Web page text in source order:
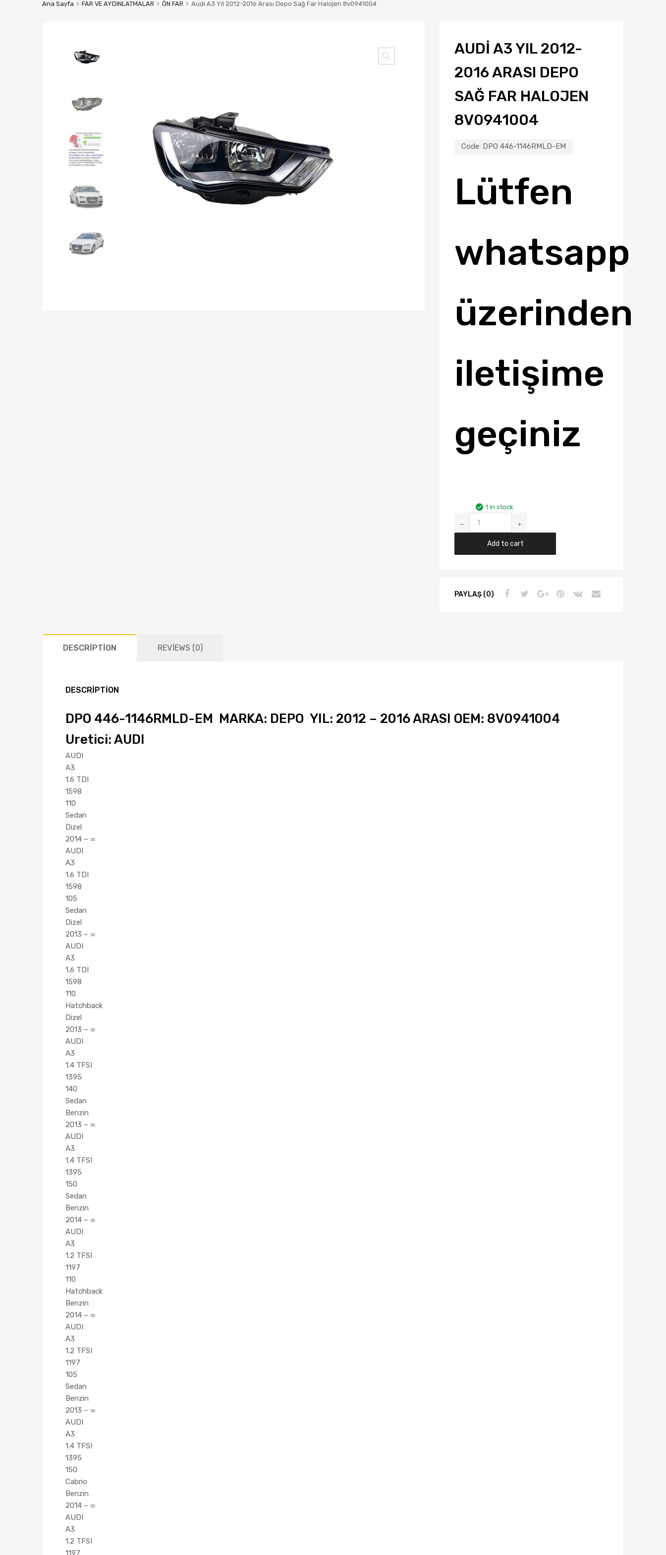
Ana Sayfa FAR VE AYDINLATMALAR ÖN FAR Audi A3 Yıl 2012-2016 Arası Depo Sağ Far Halojen 8v0941004
AUDI A3 YIL 2012-
2016 ARASI DEPO
SAĞ FAR HALOJEN
8V0941004
Code: DPO 446-1146RMLD-EM
Lütfen
whatsapp
üzerinden
iletişime
geçiniz
1 in stock
Audi
A3
2012-
Depo
Add to cart
PAYLAŞ (0)
DESCRIPTION REVIEWS (0)
DESCRIPTION
DPO 446-1146RMLD-EM MARKA: DEPO YIL: 2012 – 2016 ARASI OEM: 8V0941004
Uretici: AUDI
AUDI
A3
1.6 TDI
1598
110
Sedan
Dizel
2014 – ∞
AUDI
A3
1.6 TDI
1598
105
Sedan
Dizel
2013 – ∞
AUDI
A3
1.6 TDI
1598
110
Hatchback
Dizel
2013 – ∞
AUDI
A3
1.4 TFSI
1395
140
Sedan
Benzin
2013 – ∞
AUDI
A3
1.4 TFSI
1395
150
Sedan
Benzin
2014 – ∞
AUDI
A3
1.2 TFSI
1197
110
Hatchback
Benzin
2014 – ∞
AUDI
A3
1.2 TFSI
1197
105
Sedan
Benzin
2013 – ∞
AUDI
A3
1.4 TFSI
1395
150
Cabrio
Benzin
2014 – ∞
AUDI
A3
1.2 TFSI
1197